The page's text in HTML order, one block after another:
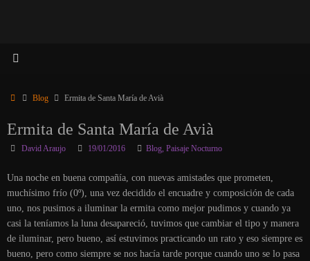
InicioBlog Ermita de Santa María de Avià
Ermita de Santa María de Avià
David Araujo 19/01/2016 Blog, Paisaje Nocturno
Una noche en buena compañía, con nuevas amistades que prometen,
muchísimo frío (0º), una vez decidido el encuadre y composición de cada
uno, nos pusimos a iluminar la ermita como mejor pudimos y cuando ya
casi la teníamos la luna desapareció, tuvimos que cambiar el tipo y manera
de iluminar, pero bueno, así estuvimos practicando un rato y eso siempre es
bueno, pero como siempre se nos hacía tarde porque cuando uno se lo pasa